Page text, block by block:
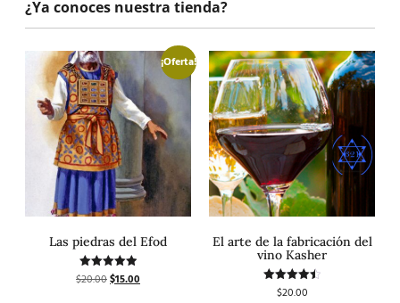
¿Ya conoces nuestra tienda?
¡Oferta!
Las piedras del Efod
Valorado
con
$20.00$15.00
El arte de la fabricación del
vino Kasher
Valorado
$20.00